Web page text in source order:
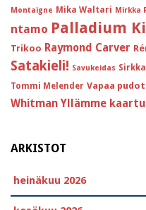
Montaigne Mika Waltari Mirkka
ntamo Palladium
Trikoo Raymond Carver
Satakieli! Savukeidas
Tommi Melender Vapaa
Whitman Yllämme
ARKISTOT
heinäkuu 2026